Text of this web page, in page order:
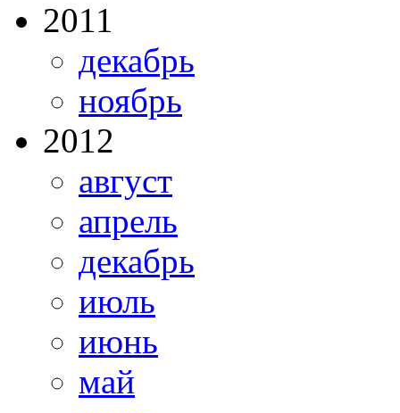
2011
декабрь
ноябрь
2012
август
апрель
декабрь
июль
июнь
май